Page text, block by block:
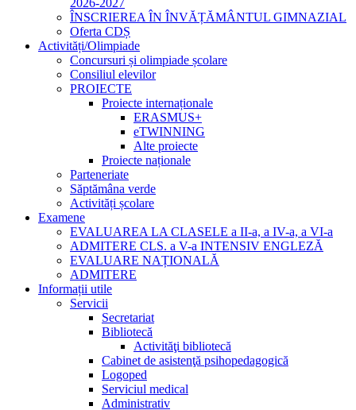
2026-2027
ÎNSCRIEREA ÎN ÎNVĂȚĂMÂNTUL GIMNAZIAL
Oferta CDȘ
Activități/Olimpiade
Concursuri și olimpiade școlare
Consiliul elevilor
PROIECTE
Proiecte internaționale
ERASMUS+
eTWINNING
Alte proiecte
Proiecte naționale
Parteneriate
Săptămâna verde
Activități școlare
Examene
EVALUAREA LA CLASELE a II-a, a IV-a, a VI-a
ADMITERE CLS. a V-a INTENSIV ENGLEZĂ
EVALUARE NAȚIONALĂ
ADMITERE
Informații utile
Servicii
Secretariat
Bibliotecă
Activităţi bibliotecă
Cabinet de asistenţă psihopedagogică
Logoped
Serviciul medical
Administrativ